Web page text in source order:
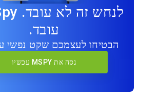
עובד.
הבטיחו לעצמכם שקט נפשי
נסה את MSPY עכשיו